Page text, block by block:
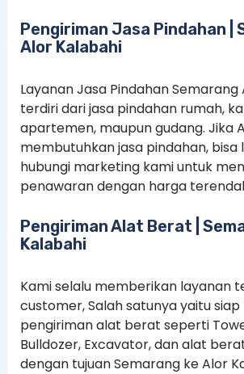
Pengiriman Jasa Pindahan |
Alor Kalabahi
Layanan Jasa Pindahan Semarang
terdiri dari jasa pindahan rumah,
apartemen, maupun gudang. Jika
membutuhkan jasa pindahan, bisa
hubungi marketing kami untuk
penawaran dengan harga
Pengiriman Alat Berat |
Kalabahi
Kami selalu memberikan layanan
customer, Salah satunya yaitu
pengiriman alat berat seperti
Bulldozer, Excavator, dan alat
dengan tujuan Semarang ke Alor